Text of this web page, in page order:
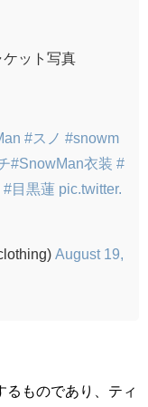
ット写真
#スノ #snowm
#SnowMan衣装 #
#目黒蓮 pic.twitter.
August 19,
るものであり、ティ